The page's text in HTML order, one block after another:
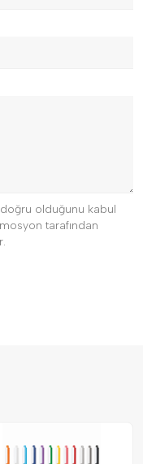
olduğunu kabul
tarafından